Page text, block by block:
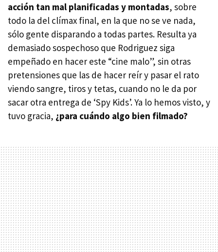
acción tan mal planificadas y montadas, sobre
todo la del clímax final, en la que no se ve nada,
sólo gente disparando a todas partes. Resulta ya
demasiado sospechoso que Rodriguez siga
empeñado en hacer este “cine malo”, sin otras
pretensiones que las de hacer reír y pasar el rato
viendo sangre, tiros y tetas, cuando no le da por
sacar otra entrega de ‘Spy Kids’. Ya lo hemos visto, y
tuvo gracia, ¿para cuándo algo bien filmado?